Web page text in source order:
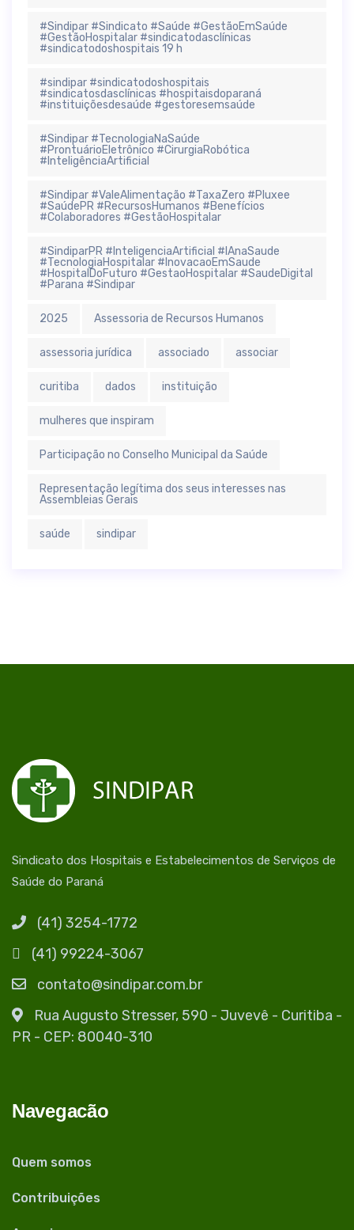
#Sindipar #Sindicato #Saúde #GestãoEmSaúde
#GestãoHospitalar #sindicatodasclínicas
#sindicatodoshospitais 19 h
#sindipar #sindicatodoshospitais
#sindicatosdasclínicas #hospitaisdoparaná
#instituiçõesdesaúde #gestoresemsaúde
#Sindipar #TecnologiaNaSaúde
#ProntuárioEletrônico #CirurgiaRobótica
#InteligênciaArtificial
#Sindipar #ValeAlimentação #TaxaZero #Pluxee
#SaúdePR #RecursosHumanos #Benefícios
#Colaboradores #GestãoHospitalar
#SindiparPR #InteligenciaArtificial #IAnaSaude
#TecnologiaHospitalar #InovacaoEmSaude
#HospitalDoFuturo #GestaoHospitalar #SaudeDigital
#Parana #Sindipar
2025 Assessoria de Recursos Humanos
assessoria jurídica associado associar
curitiba dados instituição
mulheres que inspiram
Participação no Conselho Municipal da Saúde
Representação legítima dos seus interesses nas
Assembleias Gerais
saúde sindipar
Sindicato dos Hospitais e Estabelecimentos de Serviços de
Saúde do Paraná
(41) 3254-1772
(41) 99224-3067
contato@sindipar.com.br
Rua Augusto Stresser, 590 - Juvevê - Curitiba -
PR - CEP: 80040-310
Navegacão
Quem somos
Contribuições